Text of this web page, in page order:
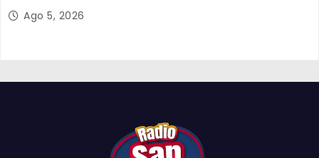
organizada por Aguas del Altiplano y ANDESS
Ago 5, 2026